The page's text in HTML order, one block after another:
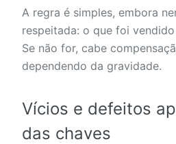
A regra é simples, embora
respeitada: o que foi
Se não for, cabe
dependendo da gravidade.
Vícios e defeitos
das chaves